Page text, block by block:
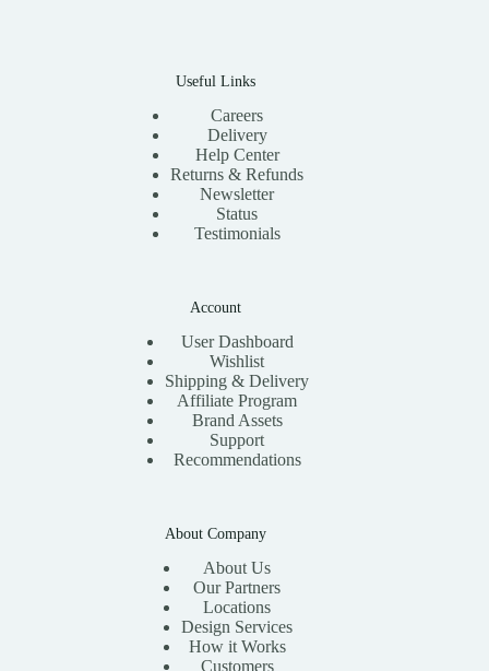
Useful Links
Careers
Delivery
Help Center
Returns & Refunds
Newsletter
Status
Testimonials
Account
User Dashboard
Wishlist
Shipping & Delivery
Affiliate Program
Brand Assets
Support
Recommendations
About Company
About Us
Our Partners
Locations
Design Services
How it Works
Customers